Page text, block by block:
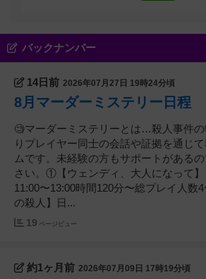
バックナンバー
14日前 2026年07月27日 19時24分頃
8月マーダーミステリー日程
🧐マーダーミステリーとは…殺人事件
りプレイヤー同士の会話や証拠を通じ
ムです。未経験の方もサポートがある
さい。①【ウェンディ、大人になって】
11:00〜13:00時間120分〜総プレイ人数
の殺人】日...
19 ページビュー
約1ヶ月前 2026年07月09日 17時19分頃